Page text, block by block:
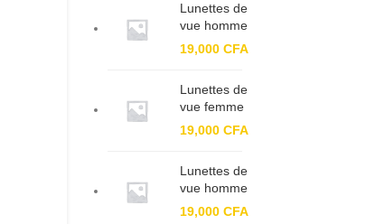
Lunettes de
vue homme
BF 91380
19,000CFA
Lunettes de
vue femme
BF XC
61143
19,000CFA
Lunettes de
vue homme
BF 93399
19,000CFA